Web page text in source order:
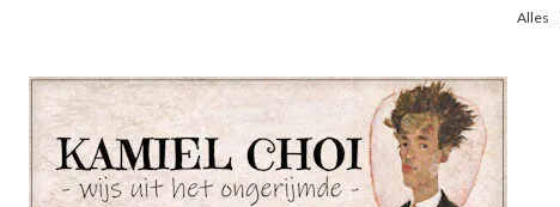
Alles